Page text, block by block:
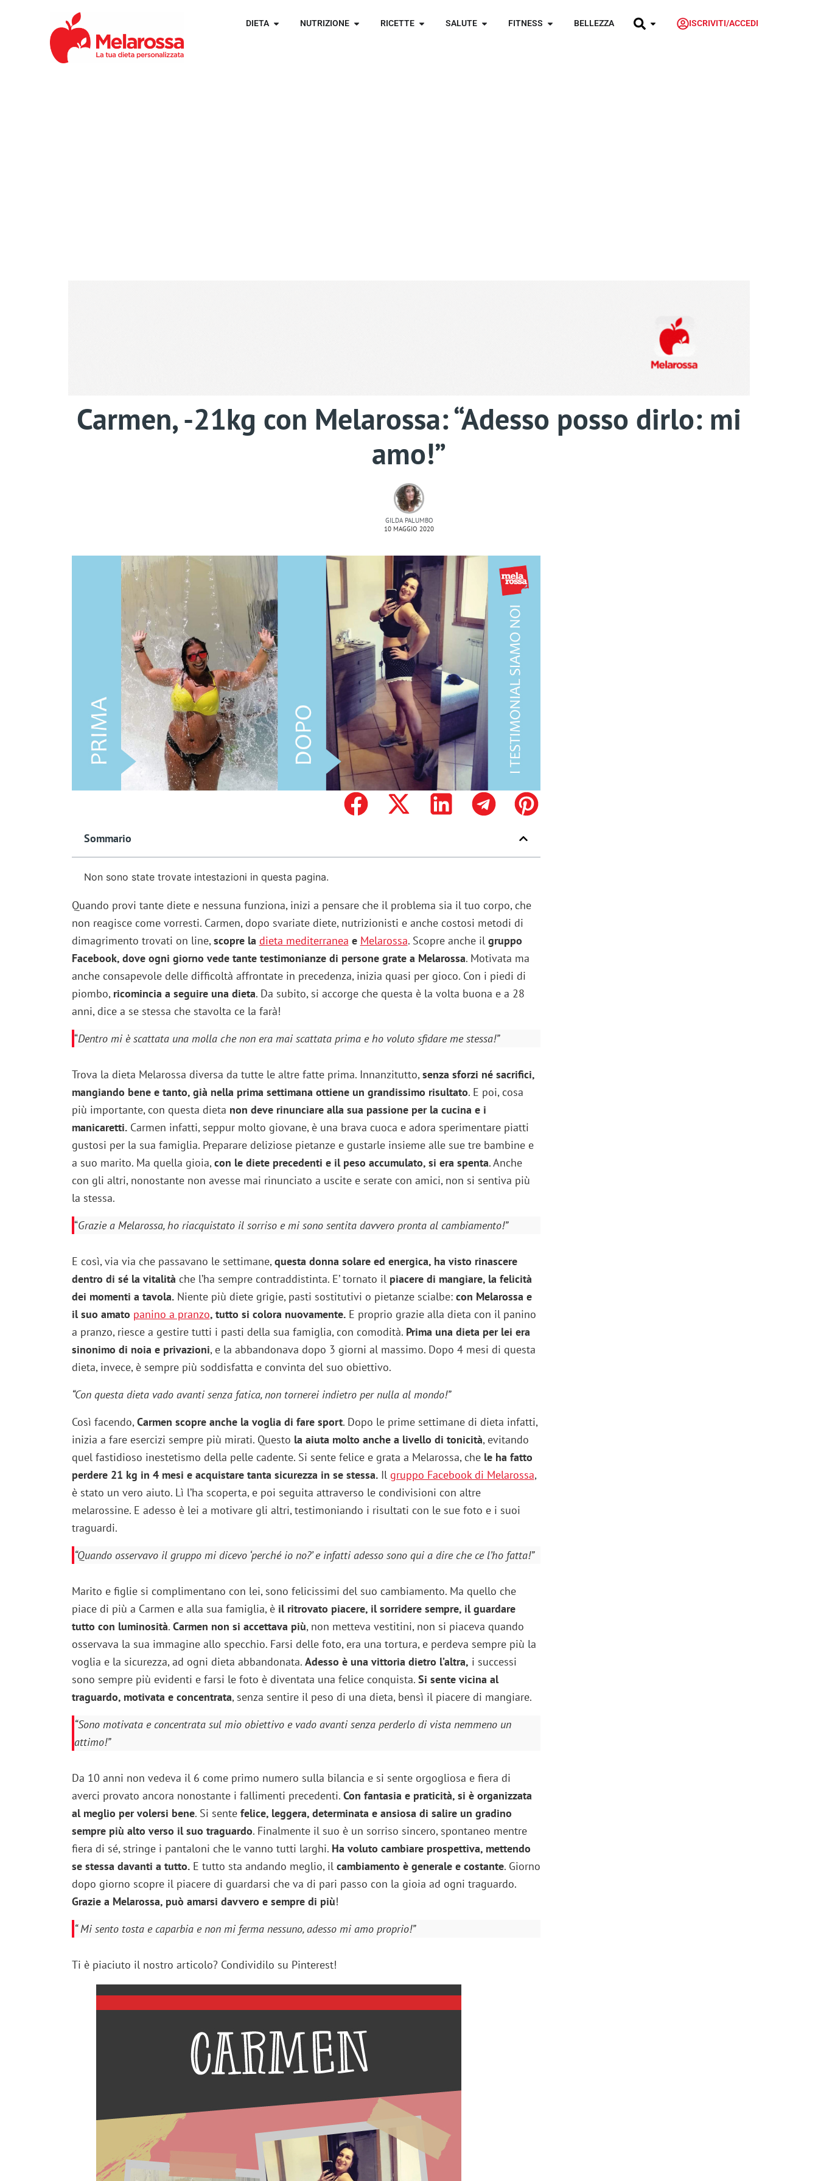
DIETA NUTRIZIONE RICETTE SALUTE FITNESS BELLEZZA ISCRIVITI/ACCEDI
Carmen, -21kg con Melarossa: “Adesso posso dirlo: mi
amo!”
GILDA PALUMBO
10 MAGGIO 2020
Sommario
Non sono state trovate intestazioni in questa pagina.
Quando provi tante diete e nessuna funziona, inizi a pensare che il problema sia il tuo corpo, che
non reagisce come vorresti. Carmen, dopo svariate diete, nutrizionisti e anche costosi metodi di
dimagrimento trovati on line,scopre la dieta mediterranea e Melarossa. Scopre anche il gruppo
Facebook, dove ogni giorno vede tante testimonianze di persone grate a Melarossa. Motivata ma
anche consapevole delle difficoltà affrontate in precedenza, inizia quasi per gioco. Con i piedi di
piombo, ricomincia a seguire una dieta. Da subito, si accorge che questa è la volta buona e a 28
anni, dice a se stessa che stavolta ce la farà!
“Dentro mi è scattata una molla che non era mai scattata prima e ho voluto sfidare me stessa!”
Trova la dieta Melarossa diversa da tutte le altre fatte prima. Innanzitutto,senza sforzi né sacrifici,
mangiando bene e tanto, già nella prima settimana ottiene un grandissimo risultato. E poi, cosa
più importante, con questa dieta non deve rinunciare alla sua passione per la cucina e i
manicaretti.Carmen infatti, seppur molto giovane, è una brava cuoca e adora sperimentare piatti
gustosi per la sua famiglia. Preparare deliziose pietanze e gustarle insieme alle sue tre bambine e
a suo marito. Ma quella gioia,con le diete precedenti e il peso accumulato, si era spenta. Anche
con gli altri, nonostante non avesse mai rinunciato a uscite e serate con amici, non si sentiva più
la stessa.
“Grazie a Melarossa, ho riacquistato il sorriso e mi sono sentita davvero pronta al cambiamento!”
E così, via via che passavano le settimane,questa donna solare ed energica, ha visto rinascere
dentro di sé la vitalità che l’ha sempre contraddistinta. E’ tornato ilpiacere di mangiare, la felicità
dei momenti a tavola.Niente più diete grigie, pasti sostitutivi o pietanze scialbe:con Melarossa e
il suo amato panino a pranzo, tutto si colora nuovamente.E proprio grazie alla dieta con il panino
a pranzo, riesce a gestire tutti i pasti della sua famiglia, con comodità. Prima una dieta per lei era
sinonimo di noia e privazioni, e la abbandonava dopo 3 giorni al massimo. Dopo 4 mesi di questa
dieta, invece, è sempre più soddisfatta e convinta del suo obiettivo.
“Con questa dieta vado avanti senza fatica, non tornerei indietro per nulla al mondo!”
Così facendo,Carmen scopre anche la voglia di fare sport. Dopo le prime settimane di dieta infatti,
inizia a fare esercizi sempre più mirati. Questo la aiuta molto anche a livello di tonicità, evitando
quel fastidioso inestetismo della pelle cadente. Si sente felice e grata a Melarossa, chele ha fatto
perdere 21 kg in 4 mesi e acquistare tanta sicurezza in se stessa.Il gruppo Facebook di Melarossa,
è stato un vero aiuto. Lì l’ha scoperta, e poi seguita attraverso le condivisioni con altre
melarossine. E adesso è lei a motivare gli altri, testimoniando i risultati con le sue foto e i suoi
traguardi.
“Quando osservavo il gruppo mi dicevo ‘perché io no?’ e infatti adesso sono qui a dire che ce l’ho fatta!”
Marito e figlie si complimentano con lei, sono felicissimi del suo cambiamento. Ma quello che
piace di più a Carmen e alla sua famiglia, è il ritrovato piacere, il sorridere sempre, il guardare
tutto con luminosità. Carmen non si accettava più, non metteva vestitini, non si piaceva quando
osservava la sua immagine allo specchio. Farsi delle foto, era una tortura, e perdeva sempre più la
voglia e la sicurezza, ad ogni dieta abbandonata. Adesso è una vittoria dietro l’altra, i successi
sono sempre più evidenti e farsi le foto è diventata una felice conquista. Si sente vicina al
traguardo, motivata e concentrata, senza sentire il peso di una dieta, bensì il piacere di mangiare.
“Sono motivata e concentrata sul mio obiettivo e vado avanti senza perderlo di vista nemmeno un
attimo!”
Da 10 anni non vedeva il 6 come primo numero sulla bilancia e si sente orgogliosa e fiera di
averci provato ancora nonostante i fallimenti precedenti. Con fantasia e praticità, si è organizzata
al meglio per volersi bene. Si sentefelice, leggera, determinata e ansiosa di salire un gradino
sempre più alto verso il suo traguardo. Finalmente il suo è un sorriso sincero, spontaneo mentre
fiera di sé, stringe i pantaloni che le vanno tutti larghi. Ha voluto cambiare prospettiva, mettendo
se stessa davanti a tutto.E tutto sta andando meglio, il cambiamento è generale e costante. Giorno
dopo giorno scopre il piacere di guardarsi che va di pari passo con la gioia ad ogni traguardo.
Grazie a Melarossa, può amarsi davvero e sempre di più!
“ Mi sento tosta e caparbia e non mi ferma nessuno, adesso mi amo proprio!”
Ti è piaciuto il nostro articolo? Condividilo su Pinterest!